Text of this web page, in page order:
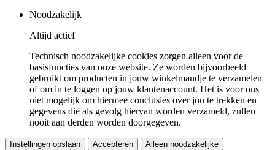
Noodzakelijk
Altijd actief
Technisch noodzakelijke cookies zorgen alleen voor de
basisfuncties van onze website. Ze worden bijvoorbeeld
gebruikt om producten in jouw winkelmandje te verzamelen
of om in te loggen op jouw klantenaccount. Het is voor ons
niet mogelijk om hiermee conclusies over jou te trekken en
gegevens die als gevolg hiervan worden verzameld, zullen
nooit aan derden worden doorgegeven.
Instellingen opslaan Accepteren Alleen noodzakelijke